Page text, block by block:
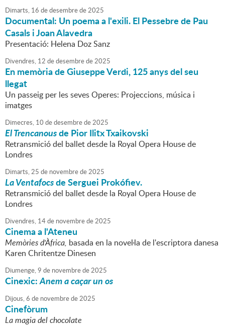
Dimarts, 16 dedesembrede2025
Documental: Un poema a l'exili. El Pessebre de Pau
Casals i Joan Alavedra
Presentació: Helena Doz Sanz
Divendres, 12 dedesembrede2025
En memòria de Giuseppe Verdi, 125 anys del seu
llegat
Un passeig per les seves Operes: Projeccions, música i
imatges
Dimecres, 10 dedesembrede2025
El Trencanousde Pior Ilitx Txaikovski
Retransmició del ballet desde la Royal Opera House de
Londres
Dimarts,25 de novembrede2025
La Ventafocsde Serguei Prokófiev.
Retransmició del ballet desde la Royal Opera House de
Londres
Divendres, 14de novembrede2025
Cinema a l'Ateneu
Memòries d'Àfrica, basada en la novel·la de l'escriptora danesa
Karen Chritentze Dinesen
Diumenge,9 de novembrede2025
Cinexic:Anem a caçar un os
Dijous,6 de novembrede2025
Cinefòrum
La magia del chocolate